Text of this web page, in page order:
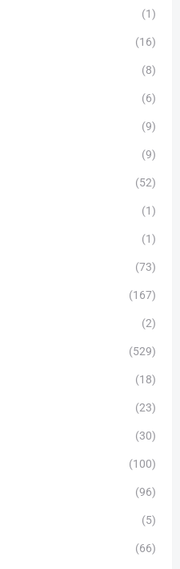
(1)
(16)
(8)
(6)
(9)
(9)
(52)
(1)
(1)
(73)
(167)
(2)
(529)
(18)
(23)
(30)
(100)
(96)
(5)
(66)